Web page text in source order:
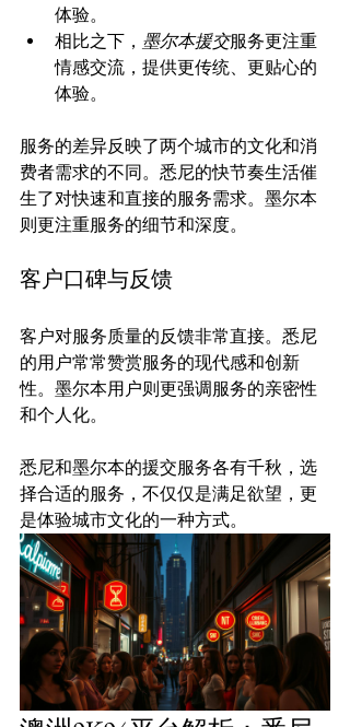
体验。
相比之下， 墨尔本援交服务更注重
情感交流，提供更传统、更贴心的
体验。
服务的差异反映了两个城市的文化和消
费者需求的不同。悉尼的快节奏生活催
生了对快速和直接的服务需求。墨尔本
客户口碑与反馈
客户对服务质量的反馈非常直接。悉尼
的用户常常赞赏服务的现代感和创新
性。墨尔本用户则更强调服务的亲密性
悉尼和墨尔本的援交服务各有千秋，选
择合适的服务，不仅仅是满足欲望，更
是体验城市文化的一种方式。